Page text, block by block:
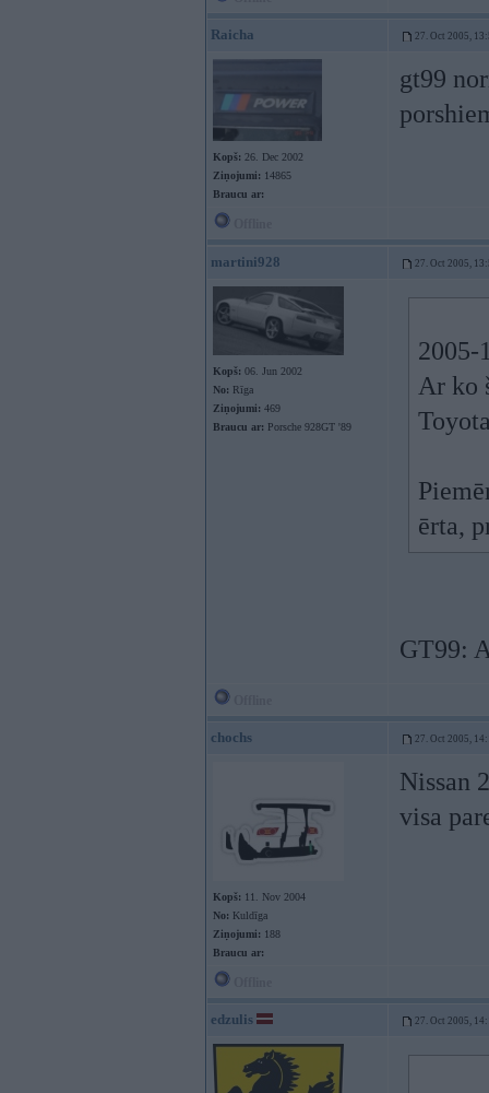
Raicha 27. Oct 2005,
Kopš: 26. Dec 2002
Ziņojumi: 14865
Braucu ar:
gt99
martini928 27. Oct 2005,
Kopš: 06. Jun 2002
No: Rīga
Ziņojumi: 469
Braucu ar: Porsche 928GT '89
2005-
Ar ko
ērta,
GT99:
chochs 27. Oct 2005,
Kopš: 11. Nov 2004
No: Kuldīga
Ziņojumi: 188
Braucu ar:
Nissan
visa
edzulis 27. Oct 2005,